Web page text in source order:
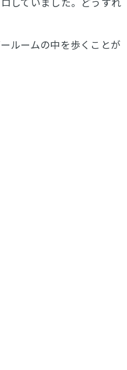
ルームの中を歩くことが